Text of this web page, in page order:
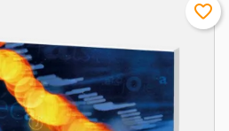
favorite_border